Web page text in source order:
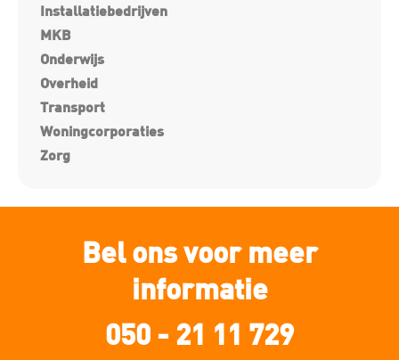
Installatiebedrijven
MKB
Onderwijs
Overheid
Transport
Woningcorporaties
Zorg
Bel ons voor meer
informatie
050 - 21 11 729